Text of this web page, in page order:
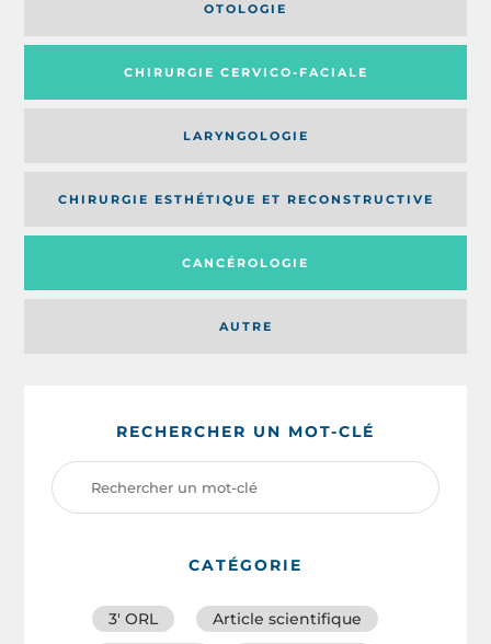
OTOLOGIE
CHIRURGIE CERVICO-FACIALE
AUTRE
LARYNGOLOGIE
CHIRURGIE ESTHÉTIQUE ET RECONSTRUCTIVE
CANCÉROLOGIE
RECHERCHER UN MOT-CLÉ
CATÉGORIE
3′ ORL
Article scientifique